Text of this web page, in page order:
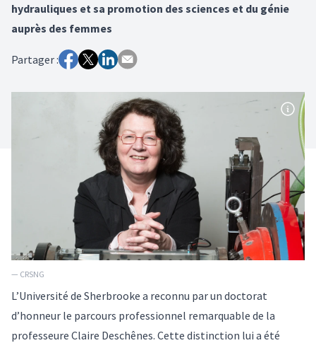
hydrauliques et sa promotion des sciences et du génie
auprès des femmes
Partager :
— CRSNG
L’Université de Sherbrooke a reconnu par un doctorat
d’honneur le parcours professionnel remarquable de la
professeure Claire Deschênes. Cette distinction lui a été